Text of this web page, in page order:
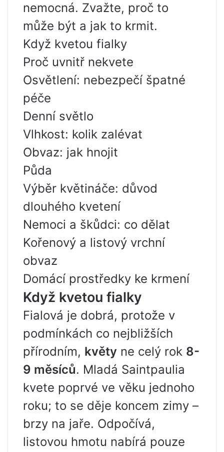
nemocná. Zvažte, proč to
může být a jak to krmit.
Když kvetou fialky
Proč uvnitř nekvete
Osvětlení: nebezpečí špatné
péče
Denní světlo
Vlhkost: kolik zalévat
Obvaz: jak hnojit
Půda
Výběr květináče: důvod
dlouhého kvetení
Nemoci a škůdci: co dělat
Kořenový a listový vrchní
obvaz
Domácí prostředky ke krmení
Když kvetou fialky
Fialová je dobrá, protože v
podmínkách co nejbližších
přírodním, květy ne celý rok 8-
9 měsíců. Mladá Saintpaulia
kvete poprvé ve věku jednoho
roku; to se děje koncem zimy –
brzy na jaře. Odpočívá,
listovou hmotu nabírá pouze